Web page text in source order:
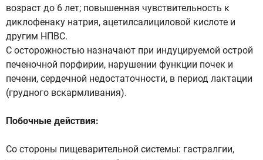
возраст до 6 лет; повышенная чувствительность к
диклофенаку натрия, ацетилсалициловой кислоте и
другим НПВС.
С осторожностью назначают при индуцируемой острой
печеночной порфирии, нарушении функции почек и
печени, сердечной недостаточности, в период лактации
(грудного вскармливания).
Побочные действия:
Со стороны пищеварительной системы: гастралгии,